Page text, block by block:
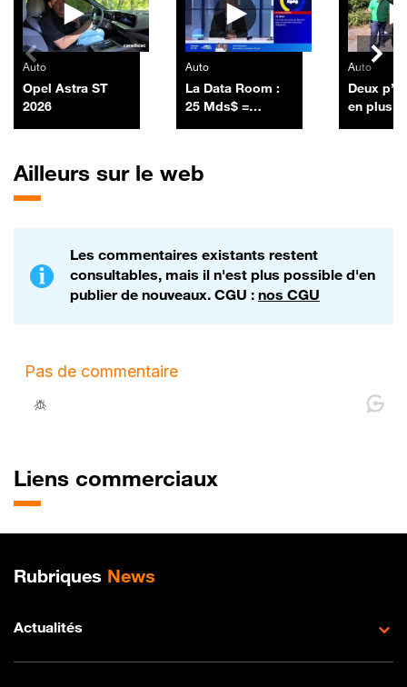
Auto
Opel Astra ST
2026
Auto
La Data Room :
25 Mds$ =
obligataire en
Auto
Deux
en plus
Ailleurs sur le web
Les commentaires existants restent
consultables, mais il n'est plus possible d'en
publier de nouveaux. CGU : nos CGU
Liens commerciaux
Plan de site
Rubriques News
Actualités